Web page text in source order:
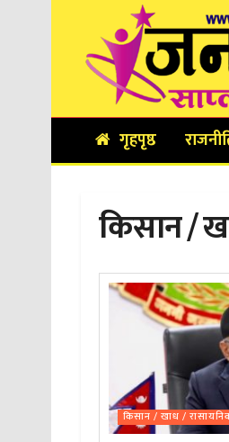
गृहपृष्ठ
किसान /
किसान / खाध /